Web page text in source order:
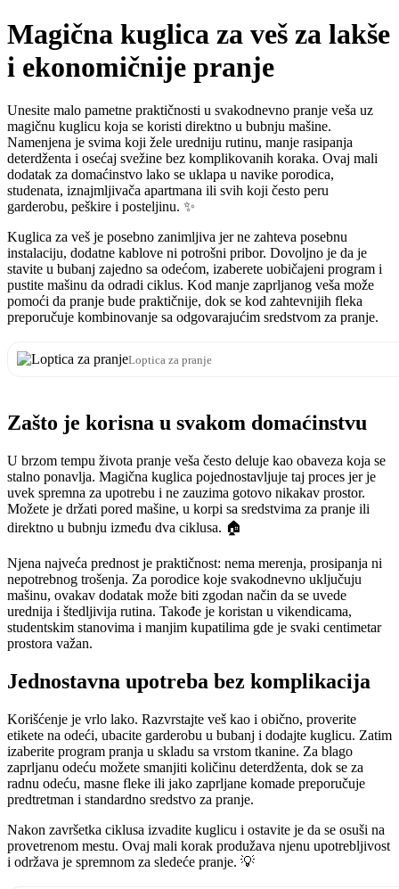
Magična kuglica za veš za lakše
i ekonomičnije pranje
Unesite malo pametne praktičnosti u svakodnevno pranje veša uz
magičnu kuglicu koja se koristi direktno u bubnju mašine.
Namenjena je svima koji žele uredniju rutinu, manje rasipanja
deterdženta i osećaj svežine bez komplikovanih koraka. Ovaj mali
dodatak za domaćinstvo lako se uklapa u navike porodica,
studenata, iznajmljivača apartmana ili svih koji često peru
garderobu, peškire i posteljinu. ✨
Kuglica za veš je posebno zanimljiva jer ne zahteva posebnu
instalaciju, dodatne kablove ni potrošni pribor. Dovoljno je da je
stavite u bubanj zajedno sa odećom, izaberete uobičajeni program i
pustite mašinu da odradi ciklus. Kod manje zaprljanog veša može
pomoći da pranje bude praktičnije, dok se kod zahtevnijih fleka
preporučuje kombinovanje sa odgovarajućim sredstvom za pranje.
Loptica za pranje
Zašto je korisna u svakom domaćinstvu
U brzom tempu života pranje veša često deluje kao obaveza koja se
stalno ponavlja. Magična kuglica pojednostavljuje taj proces jer je
uvek spremna za upotrebu i ne zauzima gotovo nikakav prostor.
Možete je držati pored mašine, u korpi sa sredstvima za pranje ili
direktno u bubnju između dva ciklusa. 🏠
Njena najveća prednost je praktičnost: nema merenja, prosipanja ni
nepotrebnog trošenja. Za porodice koje svakodnevno uključuju
mašinu, ovakav dodatak može biti zgodan način da se uvede
urednija i štedljivija rutina. Takođe je koristan u vikendicama,
studentskim stanovima i manjim kupatilima gde je svaki centimetar
prostora važan.
Jednostavna upotreba bez komplikacija
Korišćenje je vrlo lako. Razvrstajte veš kao i obično, proverite
etikete na odeći, ubacite garderobu u bubanj i dodajte kuglicu. Zatim
izaberite program pranja u skladu sa vrstom tkanine. Za blago
zaprljanu odeću možete smanjiti količinu deterdženta, dok se za
radnu odeću, masne fleke ili jako zaprljane komade preporučuje
predtretman i standardno sredstvo za pranje.
Nakon završetka ciklusa izvadite kuglicu i ostavite je da se osuši na
provetrenom mestu. Ovaj mali korak produžava njenu upotrebljivost
i održava je spremnom za sledeće pranje. 💡